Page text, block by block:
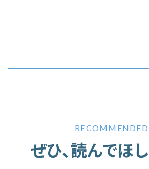
RECOMMENDED
ぜひ、読んでほ